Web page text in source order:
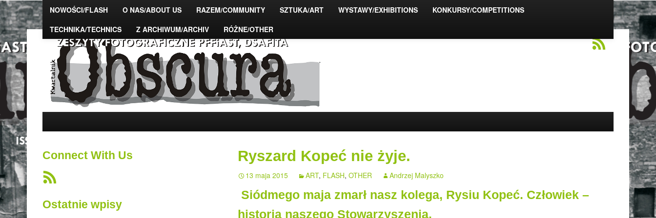
NOWOŚCI/FLASH O NAS/ABOUT US RAZEM/COMMUNITY SZTUKA/ART WYSTAWY/EXHIBITIONS
KONKURSY/COMPETITIONS
TECHNIKA/TECHNICS
Z ARCHIWUM/ARCHIV RÓŻNE/OTHER
Connect With Us
Ostatnie wpisy
Ryszard Kopeć nie żyje.
13 maja 2015 ART, FLASH, OTHER Andrzej Malyszko
Siódmego maja zmarł nasz kolega, Rysiu Kopeć. Człowiek –
historia naszego Stowarzyszenia.